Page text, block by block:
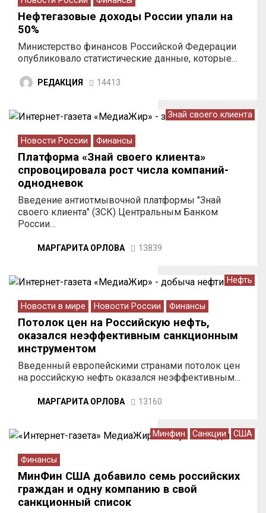
Нефтегазовые доходы России упали на
50%
Министерство финансов Российской Федерации
опубликовало статистические данные, которые…
РЕДАКЦИЯ 14413
Знай своего клиента
Новости России Финансы
Платформа «Знай своего клиента»
спровоцировала рост числа компаний-
однодневок
Введение антиотмывочной платформы "Знай
своего клиента" (ЗСК) Центральным Банком
России…
МАРГАРИТА ОРЛОВА 13839
Нефть
Новости в мире Новости России Финансы
Потолок цен на Российскую нефть,
оказался неэффективным санкционным
инструментом
Введенный европейскими странами потолок цен
на российскую нефть оказался неэффективным…
МАРГАРИТА ОРЛОВА 13160
Минфин Санкции США
Финансы
МинФин США добавило семь российских
граждан и одну компанию в свой
санкционный список